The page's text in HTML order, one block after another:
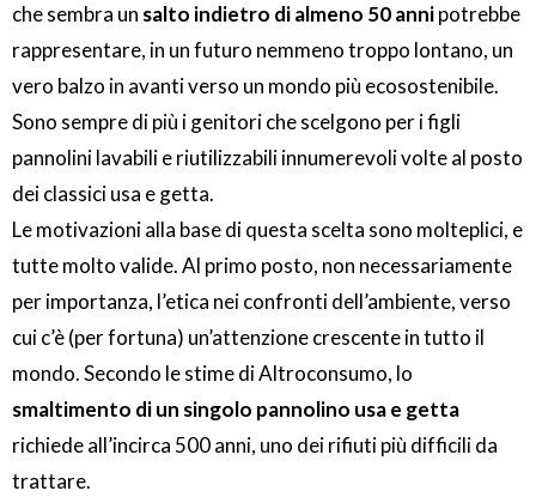
che sembra un salto indietro di almeno 50 annipotrebbe
rappresentare, in un futuro nemmeno troppo lontano, un
vero balzo in avanti verso un mondo più ecosostenibile.
Sono sempre di più i genitori che scelgono per i figli
pannolini lavabili e riutilizzabili innumerevoli volte al posto
dei classici usa e getta.
Le motivazioni alla base di questa scelta sono molteplici, e
tutte molto valide. Al primo posto, non necessariamente
per importanza, l’etica nei confronti dell’ambiente, verso
cui c’è (per fortuna) un’attenzione crescente in tutto il
mondo. Secondo le stime di Altroconsumo, lo
smaltimento di un singolo pannolino usa e getta
richiede all’incirca 500 anni, uno dei rifiuti più difficili da
trattare.